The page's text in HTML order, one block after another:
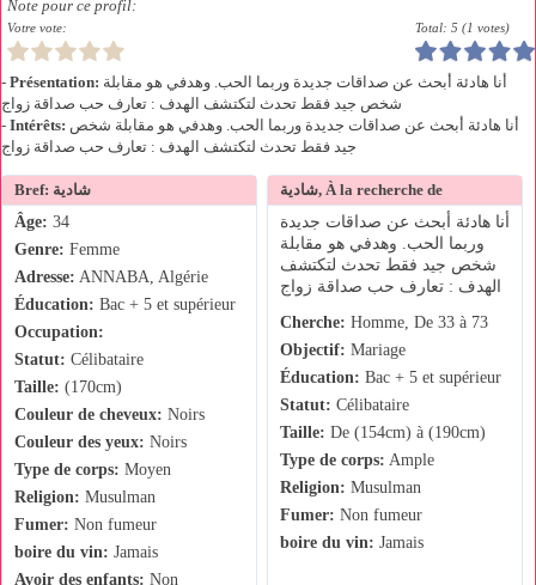
Note pour ce profil:
Votre vote: Total: 5 (1 votes)
- Présentation:
شخص جيد فقط تحدث لتكتشف الهدف : تعارف حب صداقة زواج
- Intérêts:
جيد فقط تحدث لتكتشف الهدف : تعارف حب صداقة زواج
Bref: شادية
Âge: 34
Genre: Femme
Adresse: ANNABA, Algérie
Éducation: Bac + 5 et supérieur
Occupation:
Statut: Célibataire
Taille: (170cm)
Couleur de cheveux: Noirs
Couleur des yeux: Noirs
Type de corps: Moyen
Religion: Musulman
Fumer: Non fumeur
boire du vin: Jamais
Avoir des enfants: Non
شادية, À la recherche de
أنا هادئة أبحث عن صداقات جديدة
وربما الحب. وهدفي هو مقابلة
شخص جيد فقط تحدث لتكتشف
الهدف : تعارف حب صداقة زواج
Cherche: Homme, De 33 à 73
Objectif: Mariage
Éducation: Bac + 5 et supérieur
Statut: Célibataire
Taille: De (154cm) à (190cm)
Type de corps: Ample
Religion: Musulman
Fumer: Non fumeur
boire du vin: Jamais